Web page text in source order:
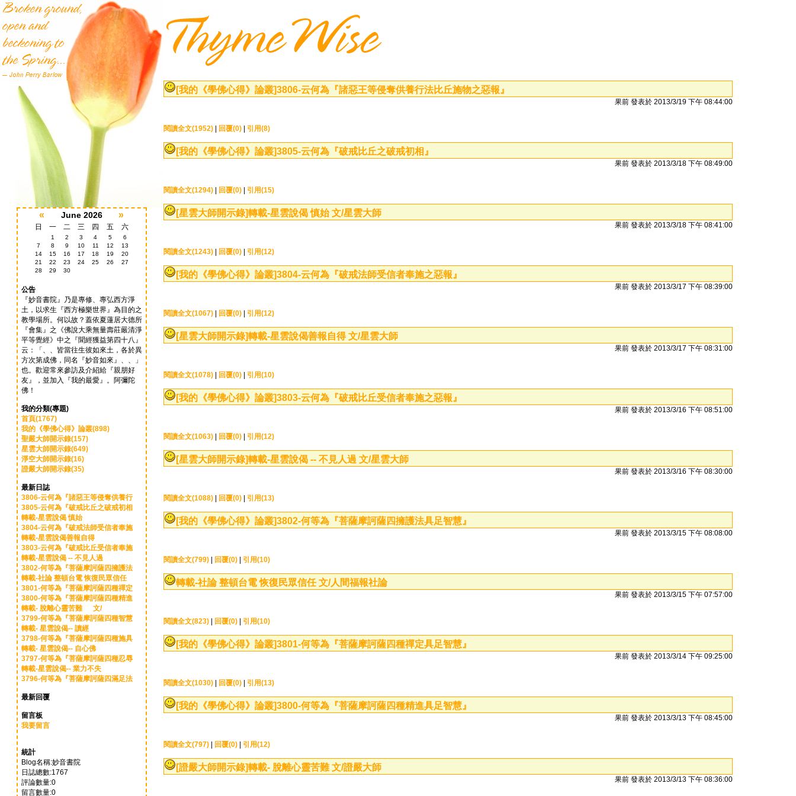
« June 2026 »
日 一 二 三 四 五 六
1 2 3 4 5
6
7
8 9 10 11 12
13
14
15 16 17 18 19
20
21
22 23 24 25 26
27
28
29 30
公告
『妙音書院』乃是專修、專弘西方淨
土，以求生『西方極樂世界』為目的之
教學場所。何以故？蓋依夏蓮居大德所
『會集』之《佛說大乘無量壽莊嚴清淨
平等覺經》中之『聞經獲益第四十八』
云：「、、皆當往生彼如來土，各於異
方次第成佛，同名『妙音如來』、、」
也。歡迎常來參訪及介紹給『親朋好
友』，並加入『我的最愛』。阿彌陀
佛！
我的分類(專題)
首頁(1767)
我的《學佛心得》論叢(898)
聖嚴大師開示錄(157)
星雲大師開示錄(649)
淨空大師開示錄(16)
證嚴大師開示錄(35)
最新日誌
3806-云何為『諸惡王等侵奪供養行
3805-云何為『破戒比丘之破戒初相
轉載-星雲說偈 慎始
3804-云何為『破戒法師受信者奉施
轉載-星雲說偈善報自得
3803-云何為『破戒比丘受信者奉施
轉載-星雲說偈 -- 不見人過
3802-何等為『菩薩摩訶薩四擁護法
轉載-社論 整頓台電 恢復民眾信任
3801-何等為『菩薩摩訶薩四種禪定
3800-何等為『菩薩摩訶薩四種精進
轉載- 脫離心靈苦難 文/
3799-何等為『菩薩摩訶薩四種智慧
轉載- 星雲說偈-- 讀經
3798-何等為『菩薩摩訶薩四種施具
轉載- 星雲說偈-- 自心佛
3797-何等為『菩薩摩訶薩四種忍辱
轉載-星雲說偈-- 業力不失
3796-何等為『菩薩摩訶薩四滿足法
最新回覆
留言板
我要留言
統計
Blog名稱:妙音書院
日誌總數:1767
評論數量:0
留言數量:0
[我的《學佛心得》論叢]3806-云何為『諸惡王等侵奪供養行法比丘施物之惡報』
果前 發表於 2013/3/19 下午 08:44:00
閱讀全文(1952) 回覆(0) 引用(8)
[我的《學佛心得》論叢]3805-云何為『破戒比丘之破戒初相』
果前 發表於 2013/3/18 下午 08:49:00
閱讀全文(1294) 回覆(0) 引用(15)
[星雲大師開示錄]轉載-星雲說偈 慎始 文/星雲大師
果前 發表於 2013/3/18 下午 08:41:00
閱讀全文(1243) 回覆(0) 引用(12)
[我的《學佛心得》論叢]3804-云何為『破戒法師受信者奉施之惡報』
果前 發表於 2013/3/17 下午 08:39:00
閱讀全文(1067) 回覆(0) 引用(12)
[星雲大師開示錄]轉載-星雲說偈善報自得 文/星雲大師
果前 發表於 2013/3/17 下午 08:31:00
閱讀全文(1078) 回覆(0) 引用(10)
[我的《學佛心得》論叢]3803-云何為『破戒比丘受信者奉施之惡報』
果前 發表於 2013/3/16 下午 08:51:00
閱讀全文(1063) 回覆(0) 引用(12)
[星雲大師開示錄]轉載-星雲說偈 -- 不見人過 文/星雲大師
果前 發表於 2013/3/16 下午 08:30:00
閱讀全文(1088) 回覆(0) 引用(13)
[我的《學佛心得》論叢]3802-何等為『菩薩摩訶薩四擁護法具足智慧』
果前 發表於 2013/3/15 下午 08:08:00
閱讀全文(799) 回覆(0) 引用(10)
轉載-社論 整頓台電 恢復民眾信任 文/人間福報社論
果前 發表於 2013/3/15 下午 07:57:00
閱讀全文(823) 回覆(0) 引用(10)
[我的《學佛心得》論叢]3801-何等為『菩薩摩訶薩四種禪定具足智慧』
果前 發表於 2013/3/14 下午 09:25:00
閱讀全文(1030) 回覆(0) 引用(13)
[我的《學佛心得》論叢]3800-何等為『菩薩摩訶薩四種精進具足智慧』
果前 發表於 2013/3/13 下午 08:45:00
閱讀全文(797) 回覆(0) 引用(12)
[證嚴大師開示錄]轉載- 脫離心靈苦難 文/證嚴大師
果前 發表於 2013/3/13 下午 08:36:00